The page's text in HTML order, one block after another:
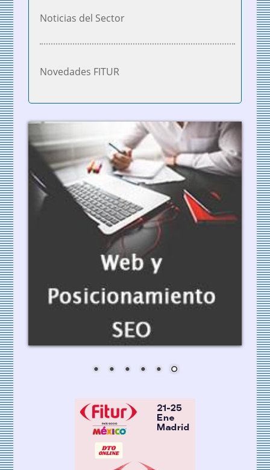
Noticias del Sector
Novedades FITUR